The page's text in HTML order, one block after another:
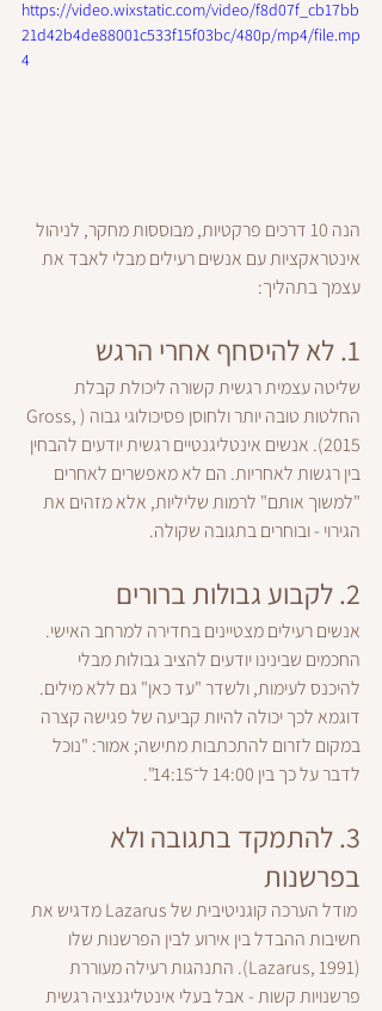
https://video.wixstatic.com/video/f8d07f_cb17bb
21d42b4de88001c533f15f03bc/480p/mp4/file.mp
4
הנה 10 דרכים פרקטיות, מבוססות מחקר, לניהול
אינטראקציות עם אנשים רעילים מבלי לאבד את
עצמך בתהליך:
1. לא להיסחף אחרי הרגש
שליטה עצמית רגשית קשורה ליכולת קבלת
החלטות טובה יותר ולחוסן פסיכולוגי גבוה (Gross,
2015). אנשים אינטליגנטיים רגשית יודעים להבחין
בין רגשות לאחריות. הם לא מאפשרים לאחרים
"למשוך אותם" לרמות שליליות, אלא מזהים את
הגירוי - ובוחרים בתגובה שקולה.
2. לקבוע גבולות ברורים
אנשים רעילים מצטיינים בחדירה למרחב האישי.
החכמים שבינינו יודעים להציב גבולות מבלי
להיכנס לעימות, ולשדר "עד כאן" גם ללא מילים.
דוגמא לכך יכולה להיות קביעה של פגישה קצרה
במקום לזרום להתכתבות מתישה; אמור: "נוכל
לדבר על כך בין 14:00 ל־14:15".
3. להתמקד בתגובה ולא
בפרשנות
מודל הערכה קוגניטיבית של Lazarus מדגיש את
חשיבות ההבדל בין אירוע לבין הפרשנות שלו
(Lazarus, 1991). התנהגות רעילה מעוררת
פרשנויות קשות - אבל בעלי אינטליגנציה רגשית